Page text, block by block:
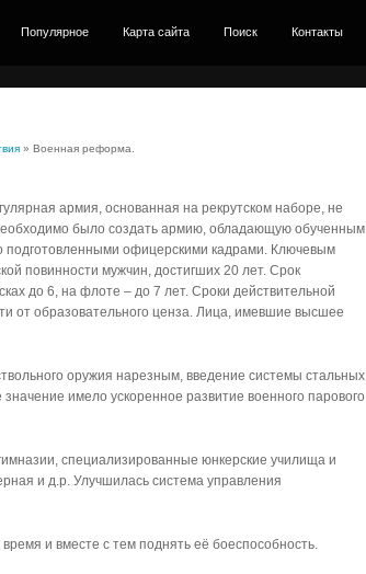
Популярное Карта сайта Поиск Контакты
» Военная реформа.
армия, основанная на рекрутском наборе, не
было создать армию, обладающую обученным
офицерскими кадрами. Ключевым
повинности мужчин, достигших 20 лет. Срок
до 6, на флоте – до 7 лет. Сроки действительной
от образовательного ценза. Лица, имевшие высшее
оружия нарезным, введение системы стальных
имело ускоренное развитие военного парового
специализированные юнкерские училища и
и д.р. Улучшилась система управления
и вместе с тем поднять её боеспособность.